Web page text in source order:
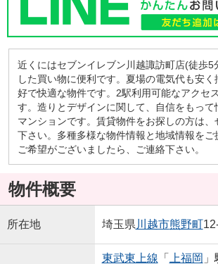
近くにはセブンイレブン川越諏訪町店(徒歩5
した買い物に便利です。夏場の電気代も安く
好で快適な物件です。2駅利用可能なアクセ
す。造りとデザインに関して、自信をもって
マンションです。賃貸物件をお探しの方は
下さい。多種多様な物件情報と地域情報をご
ご希望がございましたら、ご連絡下さい。
物件概要
所在地 埼玉県 川越市熊野町
東武東上線 「 上福岡